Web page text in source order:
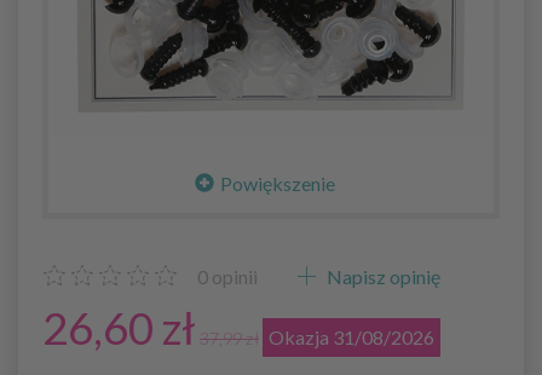
Powiększenie
0 opinii Napisz opinię
26,60 zł 37,99 zł Okazja 31/08/2026